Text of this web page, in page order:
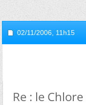
02/11/2006, 11h15
Re : le Chlore